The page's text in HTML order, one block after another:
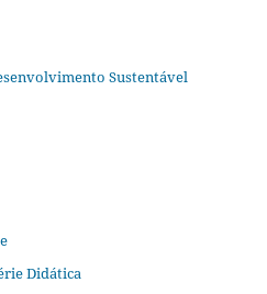
Sustentável
Didática